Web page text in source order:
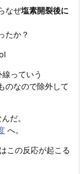
なぜ塩素開裂後に
たか？
っていう
のなので除外して
だ。
へ。
はこの反応が起こる